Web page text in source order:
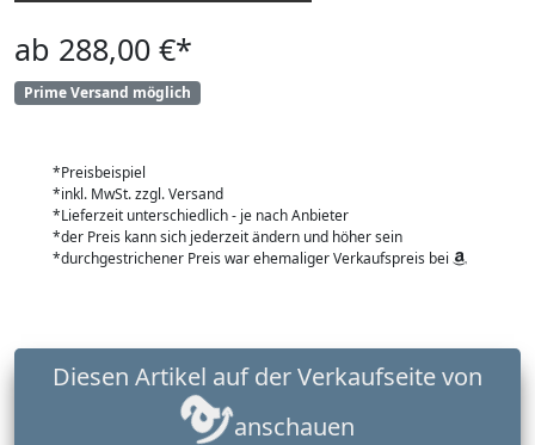
ab 288,00 €*
Prime Versand möglich
*Preisbeispiel
*inkl. MwSt. zzgl. Versand
*Lieferzeit unterschiedlich - je nach Anbieter
*der Preis kann sich jederzeit ändern und höher sein
*durchgestrichener Preis war ehemaliger Verkaufspreis bei
anschauen